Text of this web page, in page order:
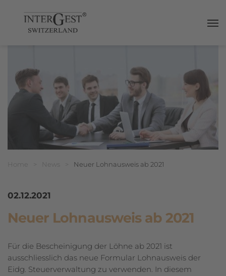
Breadcrumbnavigation
Sie befinden sich hier:
Home News Neuer Lohnausweis ab 2021
02.12.2021
Neuer Lohnausweis ab 2021
Für die Bescheinigung der Löhne ab 2021 ist
ausschliesslich das neue Formular Lohnausweis der
Eidg. Steuerverwaltung zu verwenden. In diesem